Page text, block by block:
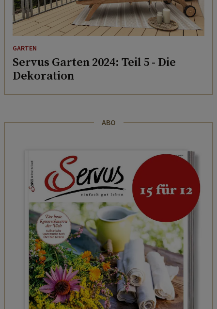
GARTEN
Servus Garten 2024: Teil 5 - Die
Dekoration
ABO